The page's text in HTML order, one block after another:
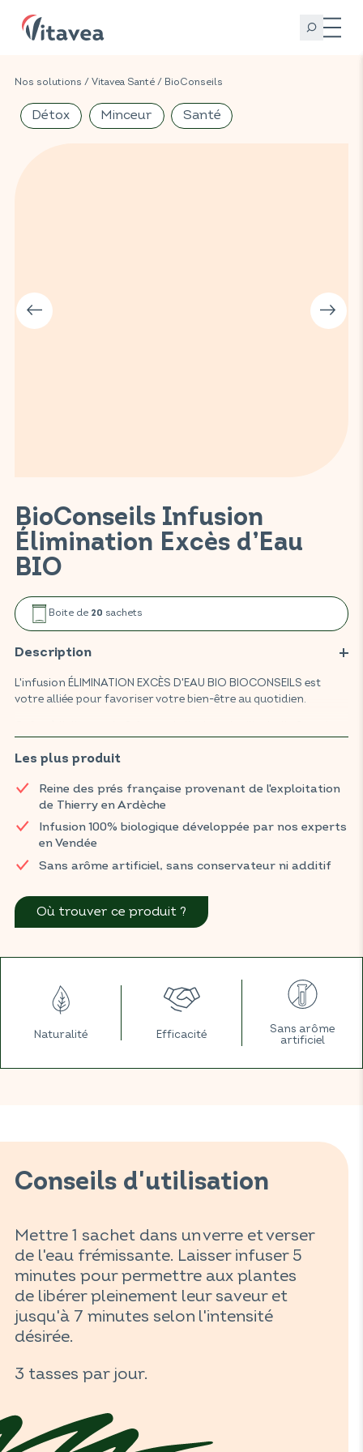
Nos solutions / Vitavea Santé / BioConseils
BioConseils Infusion
Élimination Excès d’Eau
BIO
Boite de 20 sachets
Description
L'infusion ÉLIMINATION EXCÈS D'EAU BIO BIOCONSEILS est
votre alliée pour favoriser votre bien-être au quotidien.
l'élimination de l'eau par les voies urinaires.
Retrouvez les infusions BIOCONSEILS dans votre magasin BIO
habituel.
Les plus produit
Reine des prés française provenant de l'exploitation
de Thierry en Ardèche
Infusion 100% biologique développée par nos experts
en Vendée
Sans arôme artificiel, sans conservateur ni additif
Où trouver ce produit ?
Détox Minceur Santé
Naturalité Efficacité
Sans arôme
artificiel
Conseils d'utilisation
Mettre 1 sachet dans un verre et verser
de l'eau frémissante. Laisser infuser 5
minutes pour permettre aux plantes
de libérer pleinement leur saveur et
jusqu'à 7 minutes selon l'intensité
désirée.
3 tasses par jour.